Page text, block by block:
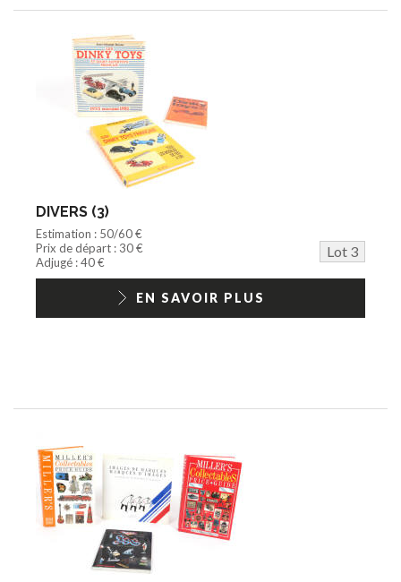
DIVERS (3)
Estimation : 50/60 €
Prix de départ : 30 €
Lot 3
Adjugé : 40 €
EN SAVOIR PLUS